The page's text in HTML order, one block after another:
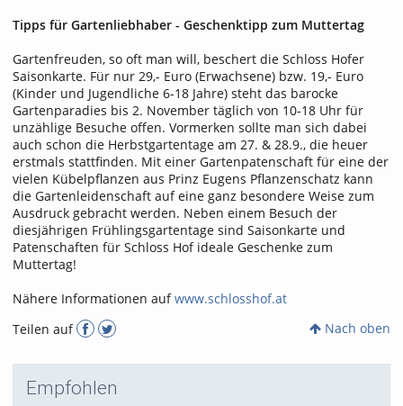
Tipps für Gartenliebhaber - Geschenktipp zum Muttertag
Gartenfreuden, so oft man will, beschert die Schloss Hofer
Saisonkarte. Für nur 29,- Euro (Erwachsene) bzw. 19,- Euro
(Kinder und Jugendliche 6-18 Jahre) steht das barocke
Gartenparadies bis 2. November täglich von 10-18 Uhr für
unzählige Besuche offen. Vormerken sollte man sich dabei
auch schon die Herbstgartentage am 27. & 28.9., die heuer
erstmals stattfinden. Mit einer Gartenpatenschaft für eine der
vielen Kübelpflanzen aus Prinz Eugens Pflanzenschatz kann
die Gartenleidenschaft auf eine ganz besondere Weise zum
Ausdruck gebracht werden. Neben einem Besuch der
diesjährigen Frühlingsgartentage sind Saisonkarte und
Patenschaften für Schloss Hof ideale Geschenke zum
Muttertag!
Nähere Informationen aufwww.schlosshof.at
Teilen auf
Nach oben
Empfohlen